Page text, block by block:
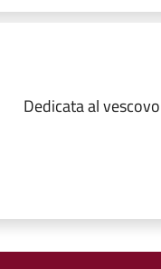
Dedicata al